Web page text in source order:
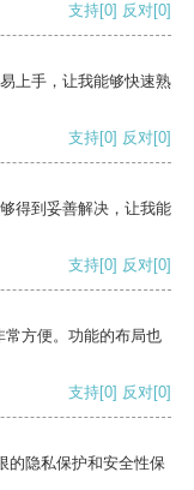
支持[0] 反对[0]
上手，让我能够快速熟
支持[0] 反对[0]
得到妥善解决，让我能
支持[0] 反对[0]
方便。功能的布局也
支持[0] 反对[0]
的隐私保护和安全性保